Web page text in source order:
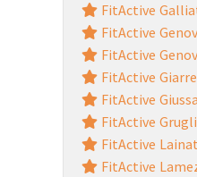
FitActive
FitActive
FitActive
FitActive Giarre
FitActive
FitActive
FitActive
FitActive